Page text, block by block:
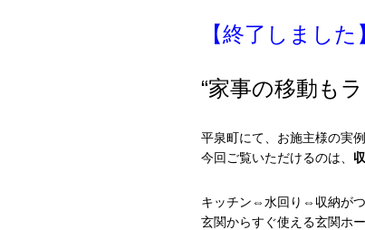
【終了しました
“家事の移動も
平泉町にて、お施主様の実
今回ご覧いただけるのは、
キッチン⇔水回り⇔収納が
玄関からすぐ使える玄関ホ